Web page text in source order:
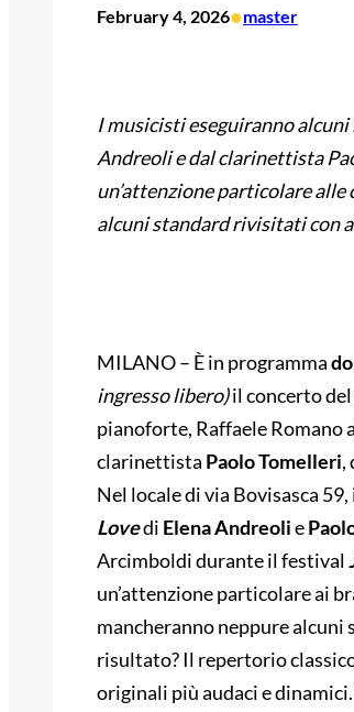
February 4, 2026•master
I musicisti eseguiranno alcuni
Andreoli e dal clarinettista
un’attenzione particolare
alcuni standard rivisitati con
MILANO – È in programma
ingresso libero)il concerto
pianoforte, Raffaele Romano
clarinettista Paolo Tomelleri,
Nel locale di via Bovisasca
Lovedi Elena Andreolie
Arcimboldi durante il festival
un’attenzione particolare ai
mancheranno neppure
risultato? Il repertorio
originali più audaci e dinamici.